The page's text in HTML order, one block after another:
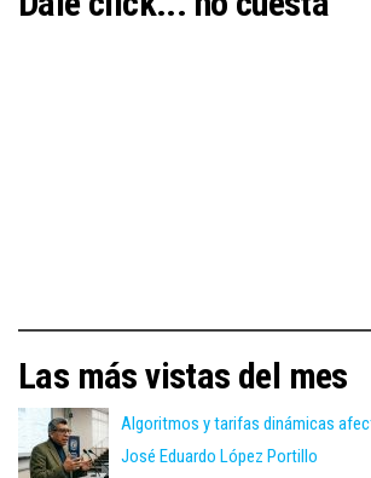
Las más vistas del mes
Algoritmos y tarifas dinámicas
José Eduardo López Portillo